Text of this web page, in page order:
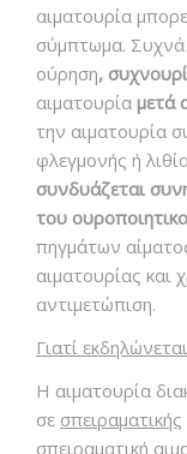
αιματουρία
σύμπτωμα.
ούρηση,
αιματουρία μετά
την αιματουρία
φλεγμονής ή
συνδυάζεται
του
πηγμάτων
αιματουρίας και
αντιμετώπιση.
Γιατί
Η αιματουρία
σε σπειραματικής
σπειραματική